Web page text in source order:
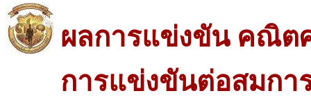
ผลการแข่งขัน คณิต
การแข่งขันต่อสมกา